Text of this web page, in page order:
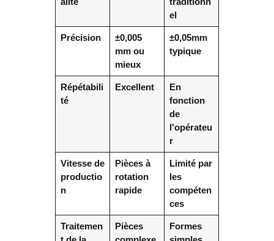
el
Précision
±0,005
mm ou
mieux
±0,05mm
typique
Répétabili
té
Excellent
En
fonction
de
l'opérateu
r
Vitesse de
productio
n
Pièces à
rotation
rapide
Limité par
les
compéten
ces
Traitemen
Pièces
Formes